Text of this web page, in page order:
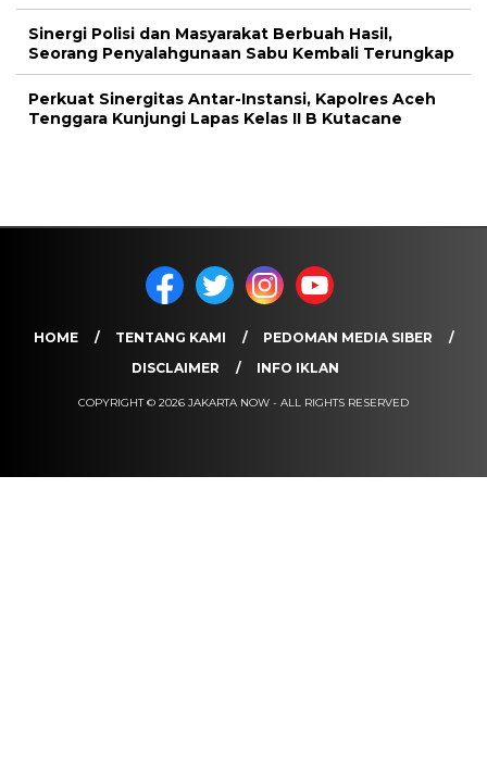
Sinergi Polisi dan Masyarakat Berbuah Hasil,
Seorang Penyalahgunaan Sabu Kembali Terungkap
Perkuat Sinergitas Antar-Instansi, Kapolres Aceh
Tenggara Kunjungi Lapas Kelas II B Kutacane
HOME TENTANG KAMI
PEDOMAN MEDIA SIBER
DISCLAIMER
INFO IKLAN
COPYRIGHT © 2026 JAKARTA NOW - ALL RIGHTS RESERVED